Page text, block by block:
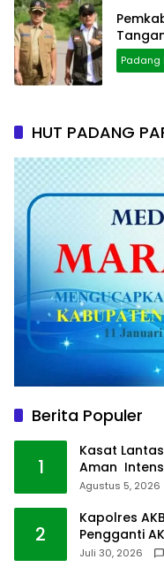
Padang
HUT PADANG
Berita Populer
1
Kasat
Aman
Agustus 5, 2026
2
Kapolres
Pengganti
Juli 30, 2026